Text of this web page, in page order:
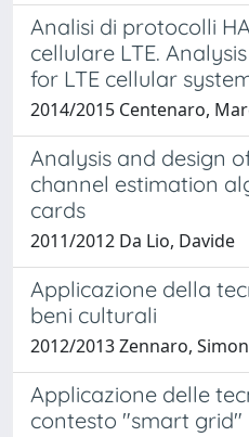
Analisi di protocolli
cellulare LTE.
for LTE cellular
2014/2015 Centenaro,
Analysis and design
channel estimation
cards
2011/2012 Da Lio, Davide
Applicazione della
beni culturali
2012/2013 Zennaro,
Applicazione delle
contesto "smart grid"